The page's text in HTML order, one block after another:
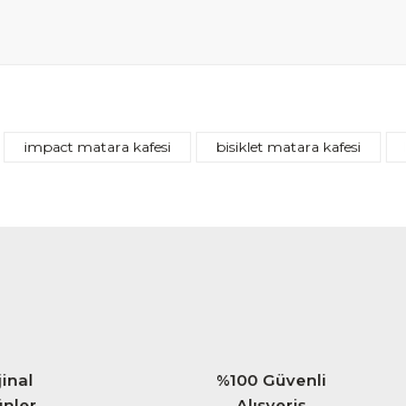
gibi duruyor ama dikkatli kullanmak lazım
impact matara kafesi bisiklet matara kafesi
%100 Güvenli